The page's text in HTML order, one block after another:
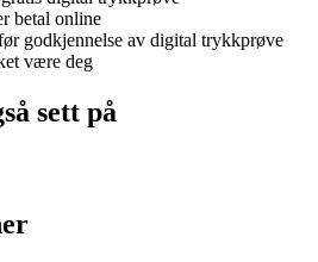
betal online
godkjennelse av digital trykkprøve
være deg
sett på